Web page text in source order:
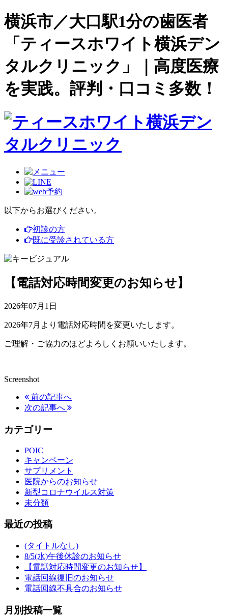
横浜市／大口駅1分の歯医者
「ティースホワイト横浜デン
タルクリニック」｜高度医療
を実践。評判・口コミ多数！
以下からお選びください。
初診の方
既に受診されている方
【電話対応時間変更のお知らせ】
2026年07月1日
2026年7月より電話対応時間を変更いたします。
ご理解・ご協力のほどよろしくお願いいたします。
Screenshot
前の記事へ
次の記事へ
カテゴリー
POIC
キャンペーン
サプリメント
医院からのお知らせ
新型コロナウイルス対策
未分類
最近の投稿
(タイトルなし)
8/5(水)午後休診のお知らせ
【電話対応時間変更のお知らせ】
電話回線復旧のお知らせ
電話回線不具合のお知らせ
月別投稿一覧